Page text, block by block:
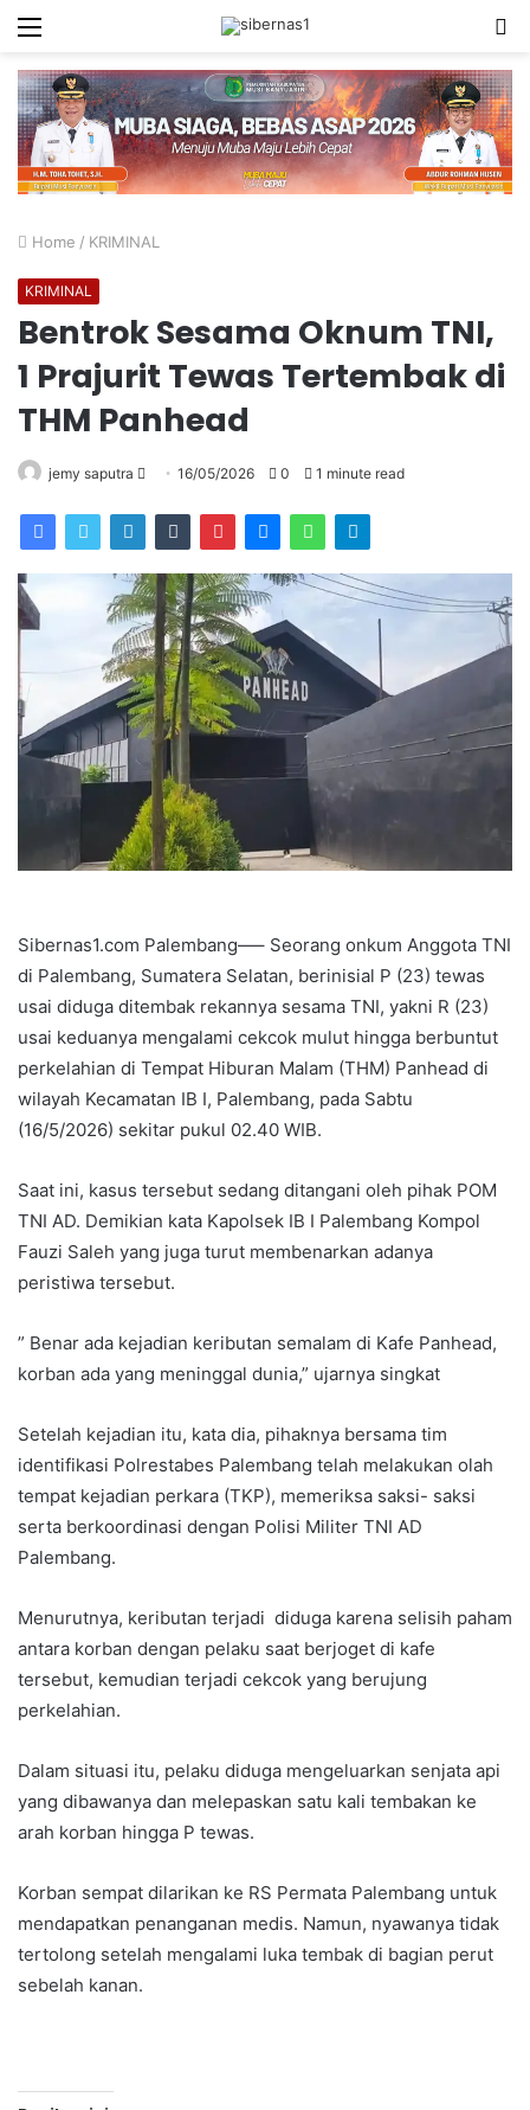
Menu
Home / KRIMINAL
KRIMINAL
Bentrok Sesama Oknum TNI,
1 Prajurit Tewas Tertembak di
THM Panhead
jemy saputra
Send
email
16/05/2026 0 1 minute read
Sibernas1.com Palembang—– Seorang onkum Anggota TNI
di Palembang, Sumatera Selatan, berinisial P (23) tewas
usai diduga ditembak rekannya sesama TNI, yakni R (23)
usai keduanya mengalami cekcok mulut hingga berbuntut
perkelahian di Tempat Hiburan Malam (THM) Panhead di
wilayah Kecamatan IB I, Palembang, pada Sabtu
(16/5/2026) sekitar pukul 02.40 WIB.
Saat ini, kasus tersebut sedang ditangani oleh pihak POM
TNI AD. Demikian kata Kapolsek IB I Palembang Kompol
Fauzi Saleh yang juga turut membenarkan adanya
peristiwa tersebut.
” Benar ada kejadian keributan semalam di Kafe Panhead,
korban ada yang meninggal dunia,” ujarnya singkat
Setelah kejadian itu, kata dia, pihaknya bersama tim
identifikasi Polrestabes Palembang telah melakukan olah
tempat kejadian perkara (TKP), memeriksa saksi- saksi
serta berkoordinasi dengan Polisi Militer TNI AD
Palembang.
Menurutnya, keributan terjadi diduga karena selisih paham
antara korban dengan pelaku saat berjoget di kafe
tersebut, kemudian terjadi cekcok yang berujung
perkelahian.
Dalam situasi itu, pelaku diduga mengeluarkan senjata api
yang dibawanya dan melepaskan satu kali tembakan ke
arah korban hingga P tewas.
Korban sempat dilarikan ke RS Permata Palembang untuk
mendapatkan penanganan medis. Namun, nyawanya tidak
tertolong setelah mengalami luka tembak di bagian perut
sebelah kanan.